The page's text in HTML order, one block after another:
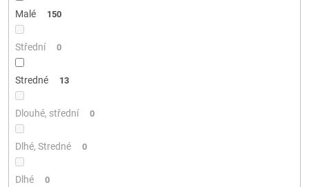
Malé 150
Střední 0
Stredné 13
Dlouhé, střední 0
Dlhé, Stredné 0
Dlhé 0